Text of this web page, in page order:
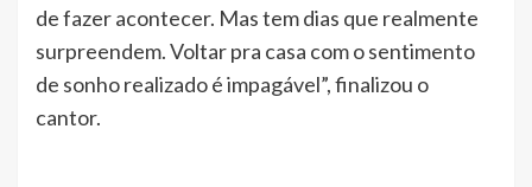
de fazer acontecer. Mas tem dias que realmente
surpreendem. Voltar pra casa com o sentimento
de sonho realizado é impagável”, finalizou o
cantor.